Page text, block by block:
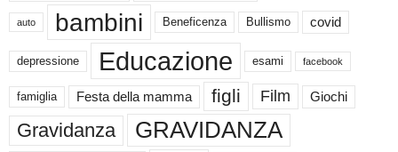
auto bambini Beneficenza Bullismo covid
depressione Educazione esami facebook
famiglia Festa della mamma figli Film Giochi
Gravidanza GRAVIDANZA